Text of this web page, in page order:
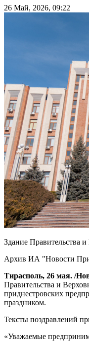
26 Май, 2026, 09:22
Здание Правительства
Архив ИА "Новости
Тирасполь, 26 мая. /
Правительства и
приднестровских
праздником.
Тексты поздравлений
«Уважаемые